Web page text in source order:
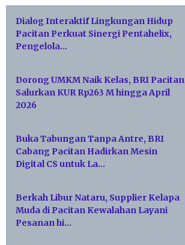
Dialog Interaktif Lingkungan Hidup
Pacitan Perkuat Sinergi Pentahelix,
Pengelola…
Dorong UMKM Naik Kelas, BRI Pacitan
Salurkan KUR Rp263 M hingga April
2026
Buka Tabungan Tanpa Antre, BRI
Cabang Pacitan Hadirkan Mesin
Digital CS untuk La…
Berkah Libur Nataru, Supplier Kelapa
Muda di Pacitan Kewalahan Layani
Pesanan hi…